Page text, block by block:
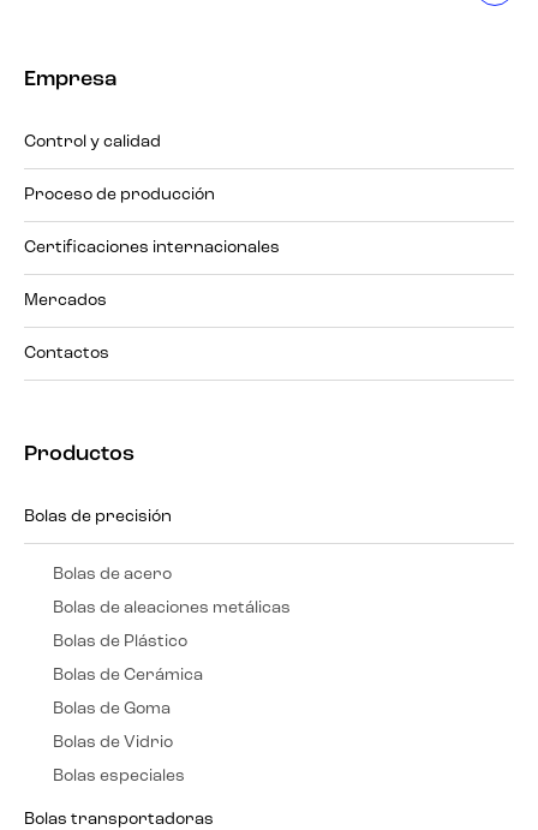
Empresa
Control y calidad
Proceso de producción
Certificaciones internacionales
Mercados
Contactos
Productos
Bolas de precisión
Bolas de acero
Bolas de aleaciones metálicas
Bolas de Plástico
Bolas de Cerámica
Bolas de Goma
Bolas de Vidrio
Bolas especiales
Bolas transportadoras